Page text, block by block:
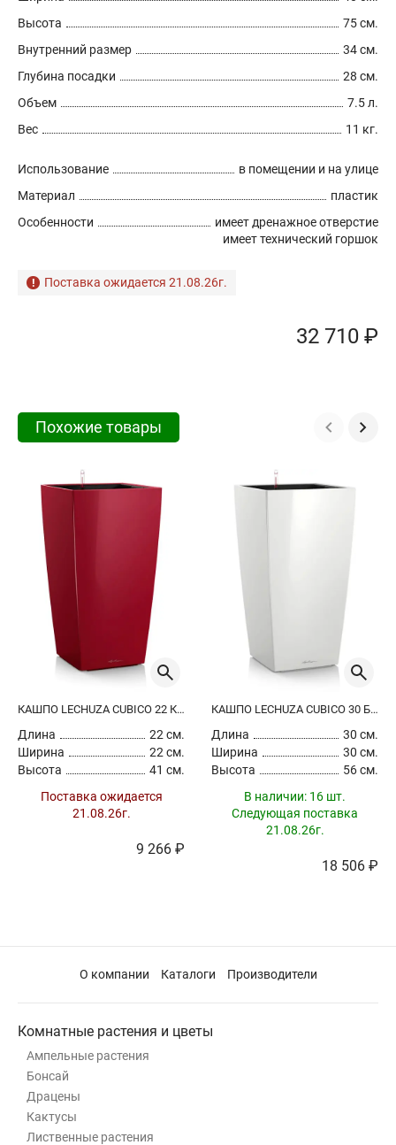
75 см.
Высота
34 см.
Внутренний размер
28 см.
Глубина посадки
7.5 л.
Объем
11 кг.
Вес
в помещении и на улице
Использование
пластик
Материал
имеет дренажное отверстие
имеет технический горшок
Особенности
Поставка ожидается 21.08.26г.
32 710 ₽
Похожие товары
КАШПО LECHUZA CUBICO 22 КРАСНЫЙ ЛАКИРОВАННЫЙ
Длина
22 см.
Ширина
22 см.
Высота
41 см.
Поставка ожидается
21.08.26г.
9 266 ₽
КАШПО LECHUZA CUBICO 30 БЕЛЫЙ ЛАКИРОВАННЫЙ
Длина
30 см.
Ширина
30 см.
Высота
56 см.
В наличии: 16 шт.
Следующая поставка
21.08.26г.
18 506 ₽
О компании Каталоги Производители
Комнатные растения и цветы
Ампельные растения
Бонсай
Драцены
Кактусы
Лиственные растения